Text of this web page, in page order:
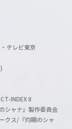
テレビ東京
INDEX II
シャナ』製作委員会
クス/『灼眼のシャ